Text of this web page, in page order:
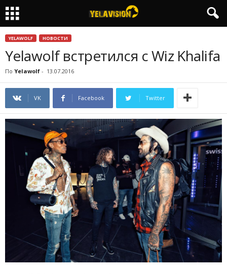
YELAWOLF НОВОСТИ
Yelawolf встретился с Wiz Khalifa
По Yelawolf - 13.07.2016
VK Facebook Twitter